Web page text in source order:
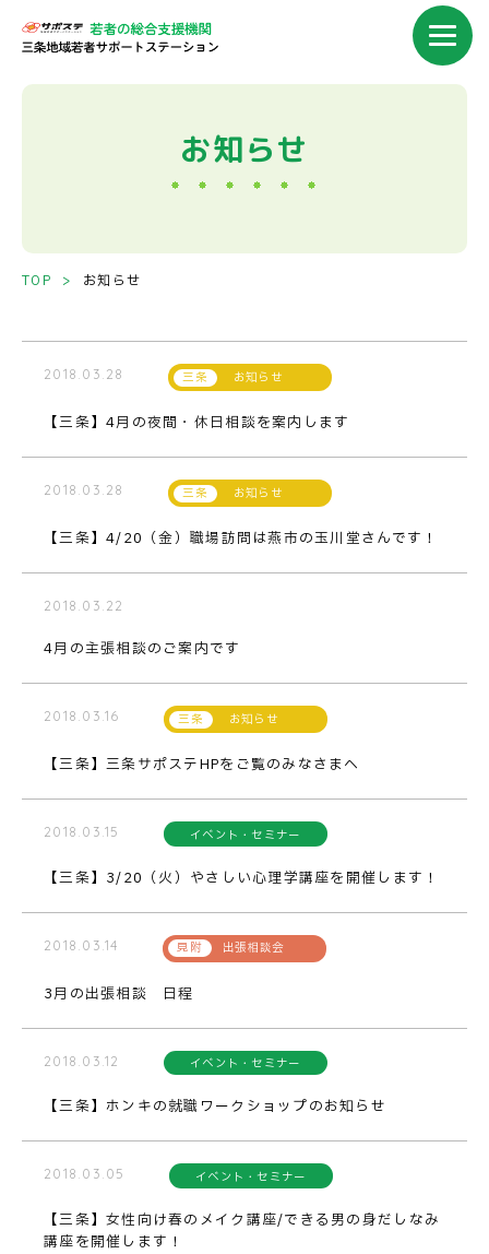
お知らせ
TOP お知らせ
2018.03.28 お知らせ
【三条】4月の夜間・休日相談を案内します
2018.03.28 お知らせ
【三条】4/20（金）職場訪問は燕市の玉川堂さんです！
2018.03.22
4月の主張相談のご案内です
2018.03.16 お知らせ
【三条】三条サポステHPをご覧のみなさまへ
2018.03.15 イベント・セミナー
【三条】3/20（火）やさしい心理学講座を開催します！
2018.03.14 出張相談会
3月の出張相談 日程
2018.03.12 イベント・セミナー
【三条】ホンキの就職ワークショップのお知らせ
2018.03.05 イベント・セミナー
【三条】女性向け春のメイク講座/できる男の身だしなみ
講座を開催します！